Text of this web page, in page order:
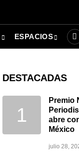
ESPACIOS
DESTACADAS
Premio
abre
México
julio 28,